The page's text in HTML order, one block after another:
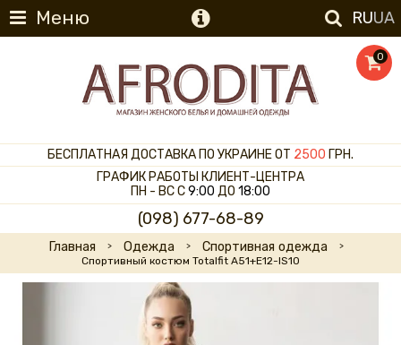
Меню RUUA
0
БЕСПЛАТНАЯ ДОСТАВКА ПО УКРАИНЕ ОТ 2500 ГРН.
ГРАФИК РАБОТЫ КЛИЕНТ-ЦЕНТРА
ПН - ВС С9:00 ДО 18:00
(098) 677-68-89
Главная Одежда Спортивная одежда
Спортивный костюм Totalfit A51+E12-IS10